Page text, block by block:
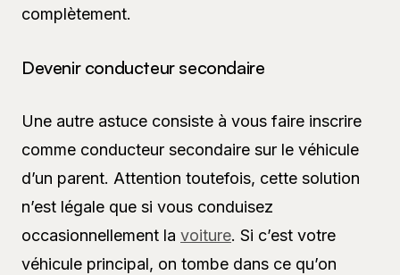
complètement.
Devenir conducteur secondaire
Une autre astuce consiste à vous faire inscrire
comme conducteur secondaire sur le véhicule
d’un parent. Attention toutefois, cette solution
n’est légale que si vous conduisez
occasionnellement la voiture. Si c’est votre
véhicule principal, on tombe dans ce qu’on